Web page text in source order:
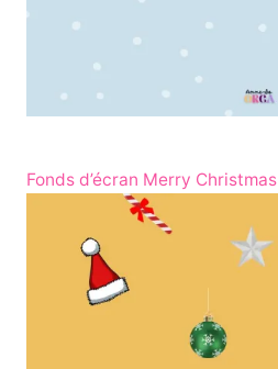
Fonds d’écran Merry Christmas